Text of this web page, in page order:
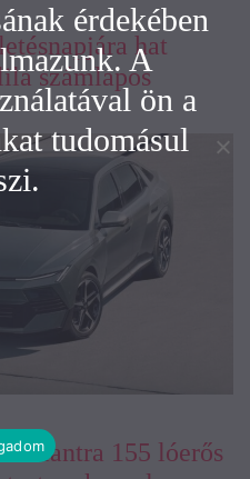
hat
számlapos
Elantra 155 lóerős
érdekében
A
ön a
tudomásul